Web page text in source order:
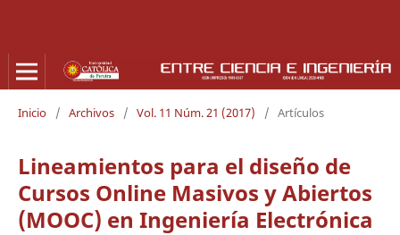
Inicio / Archivos / Vol. 11 Núm. 21 (2017) / Artículos
Lineamientos para el diseño de
Cursos Online Masivos y Abiertos
(MOOC) en Ingeniería Electrónica